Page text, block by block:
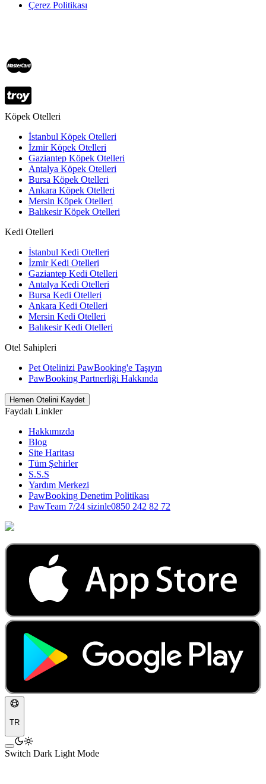
Çerez Politikası
Köpek Otelleri
İstanbul Köpek Otelleri
İzmir Köpek Otelleri
Gaziantep Köpek Otelleri
Antalya Köpek Otelleri
Bursa Köpek Otelleri
Ankara Köpek Otelleri
Mersin Köpek Otelleri
Balıkesir Köpek Otelleri
Kedi Otelleri
İstanbul Kedi Otelleri
İzmir Kedi Otelleri
Gaziantep Kedi Otelleri
Antalya Kedi Otelleri
Bursa Kedi Otelleri
Ankara Kedi Otelleri
Mersin Kedi Otelleri
Balıkesir Kedi Otelleri
Otel Sahipleri
Pet Otelinizi PawBooking'e Taşıyın
PawBooking Partnerliği Hakkında
Hemen Otelini Kaydet
Faydalı Linkler
Hakkımızda
Blog
Site Haritası
Tüm Şehirler
S.S.S
Yardım Merkezi
PawBooking Denetim Politikası
PawTeam 7/24 sizinle0850 242 82 72
TR
Switch Dark Light Mode